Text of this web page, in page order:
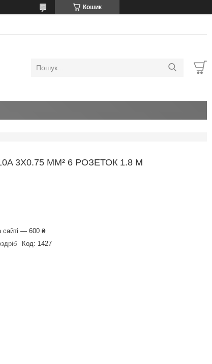
Кошик
3Х0.75 ММ² 6 РОЗЕТОК 1.8 М
сайті — 600 ₴
Код: 1427